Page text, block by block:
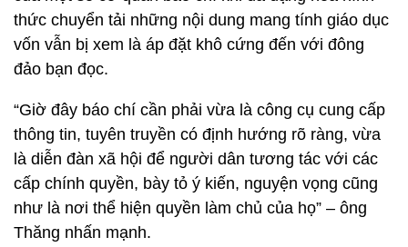
thức chuyển tải những nội dung mang tính giáo dục
vốn vẫn bị xem là áp đặt khô cứng đến với đông
đảo bạn đọc.
“Giờ đây báo chí cần phải vừa là công cụ cung cấp
thông tin, tuyên truyền có định hướng rõ ràng, vừa
là diễn đàn xã hội để người dân tương tác với các
cấp chính quyền, bày tỏ ý kiến, nguyện vọng cũng
như là nơi thể hiện quyền làm chủ của họ” – ông
Thăng nhấn mạnh.